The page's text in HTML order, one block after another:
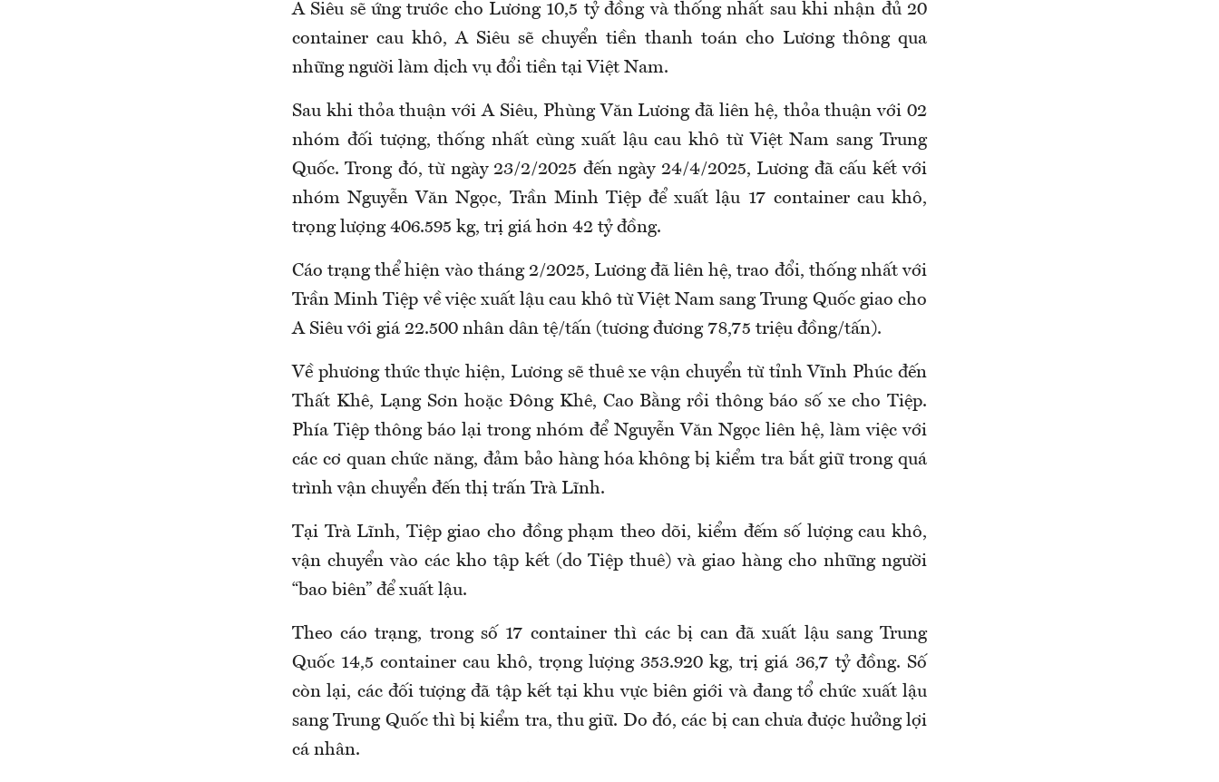
A Siêu sẽ ứng trước cho Lương 10,5 tỷ đồng và thống nhất sau khi nhận đủ 20
container cau khô, A Siêu sẽ chuyển tiền thanh toán cho Lương thông qua
những người làm dịch vụ đổi tiền tại Việt Nam.
Sau khi thỏa thuận với A Siêu, Phùng Văn Lương đã liên hệ, thỏa thuận với 02
nhóm đối tượng, thống nhất cùng xuất lậu cau khô từ Việt Nam sang Trung
Quốc. Trong đó, từ ngày 23/2/2025 đến ngày 24/4/2025, Lương đã cấu kết với
nhóm Nguyễn Văn Ngọc, Trần Minh Tiệp để xuất lậu 17 container cau khô,
trọng lượng 406.595 kg, trị giá hơn 42 tỷ đồng.
Cáo trạng thể hiện vào tháng 2/2025, Lương đã liên hệ, trao đổi, thống nhất với
Trần Minh Tiệp về việc xuất lậu cau khô từ Việt Nam sang Trung Quốc giao cho
A Siêu với giá 22.500 nhân dân tệ/tấn (tương đương 78,75 triệu đồng/tấn).
Về phương thức thực hiện, Lương sẽ thuê xe vận chuyển từ tỉnh Vĩnh Phúc đến
Thất Khê, Lạng Sơn hoặc Đông Khê, Cao Bằng rồi thông báo số xe cho Tiệp.
Phía Tiệp thông báo lại trong nhóm để Nguyễn Văn Ngọc liên hệ, làm việc với
các cơ quan chức năng, đảm bảo hàng hóa không bị kiểm tra bắt giữ trong quá
trình vận chuyển đến thị trấn Trà Lĩnh.
Tại Trà Lĩnh, Tiệp giao cho đồng phạm theo dõi, kiểm đếm số lượng cau khô,
vận chuyển vào các kho tập kết (do Tiệp thuê) và giao hàng cho những người
“bao biên” để xuất lậu.
Theo cáo trạng, trong số 17 container thì các bị can đã xuất lậu sang Trung
Quốc 14,5 container cau khô, trọng lượng 353.920 kg, trị giá 36,7 tỷ đồng. Số
còn lại, các đối tượng đã tập kết tại khu vực biên giới và đang tổ chức xuất lậu
sang Trung Quốc thì bị kiểm tra, thu giữ. Do đó, các bị can chưa được hưởng lợi
cá nhân.